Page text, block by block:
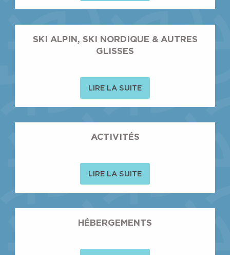
SKI ALPIN, SKI NORDIQUE & AUTRES
GLISSES
LIRE LA SUITE
ACTIVITÉS
LIRE LA SUITE
HÉBERGEMENTS